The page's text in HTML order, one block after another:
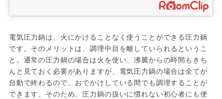
電気圧力鍋は、火にかけることなく使うことができる圧力鍋
です。そのメリットは、調理中目を離していられるというこ
と。通常の圧力鍋の場合は火を使い、沸騰からの時間もきち
んと見ておく必要がありますが、電気圧力鍋の場合は全てが
自動で終わるので、おでかけしている間でも調理することが
できます。そのため、圧力鍋の扱いに慣れない初心者にも便